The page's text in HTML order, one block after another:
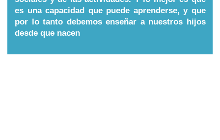
Nombres
es una capacidad que puede aprenderse, y que
por lo tanto debemos enseñar a nuestros hijos
desde que nacen